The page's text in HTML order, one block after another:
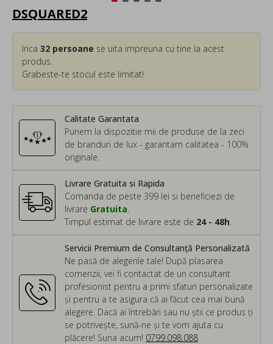
DSQUARED2
Calitate Garantata
Punem la dispozitie mii de produse de la zeci
de branduri de lux - garantam calitatea - 100%
originale.
Inca 32 persoane se uita impreuna cu tine la acest
produs.
Grabeste-te stocul este limitat!
Servicii Premium de Consultanță Personalizată
Ne pasă de alegerile tale! După plasarea
comenzii, vei fi contactat de un consultant
profesionist pentru a primi sfaturi personalizate
și pentru a te asigura că ai făcut cea mai bună
alegere. Dacă ai întrebări sau nu știi ce produs ți
se potrivește, sună-ne și te vom ajuta cu
plăcere! Suna acum! 0799.098.088
Livrare Gratuita si Rapida
Comanda de peste 399 lei si beneficiezi de
livrare Gratuita
Timpul estimat de livrare este de 24 - 48h